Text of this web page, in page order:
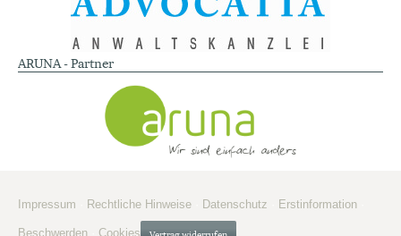
ARUNA - Partner
Impressum Rechtliche Hinweise Datenschutz Erstinformation
Beschwerden Cookies